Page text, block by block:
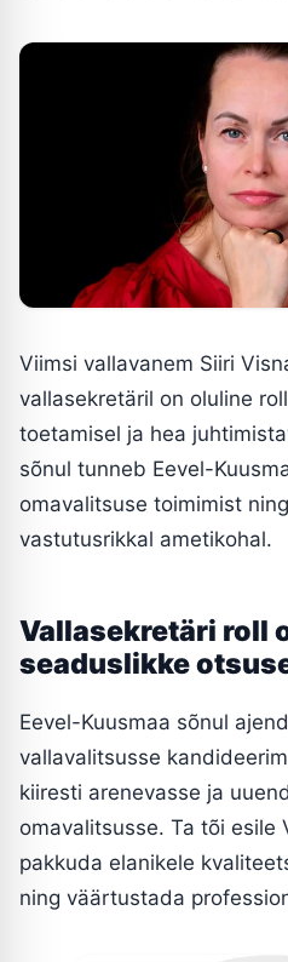
Viimsi vallavanem Siiri
vallasekretäril on oluline
toetamisel ja hea
sõnul tunneb Eevel-
omavalitsuse toimimist
vastutusrikkal ametikohal.
Vallasekretäri roll
seaduslikke
Eevel-Kuusmaa sõnul
vallavalitsusse
kiiresti arenevasse ja
omavalitsusse. Ta tõi esile
pakkuda elanikele
ning väärtustada